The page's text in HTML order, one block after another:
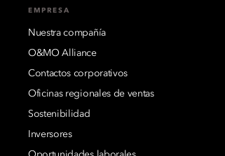
EMPRESA
Nuestra compañía
O&MO Alliance
Contactos corporativos
Oficinas regionales de ventas
Sostenibilidad
Inversores